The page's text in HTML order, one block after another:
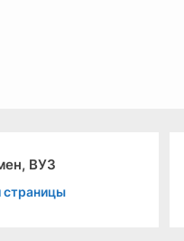
ВУЗ